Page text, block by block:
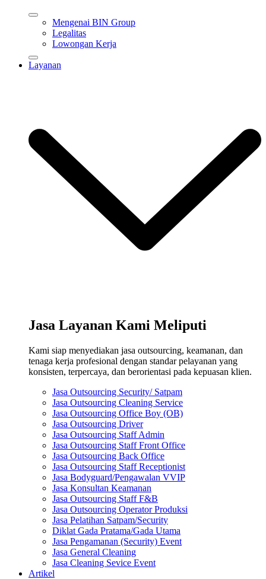
Mengenai BIN Group
Legalitas
Lowongan Kerja
Layanan
Jasa Layanan Kami Meliputi
Kami siap menyediakan jasa outsourcing, keamanan, dan
tenaga kerja profesional dengan standar pelayanan yang
konsisten, terpercaya, dan berorientasi pada kepuasan klien.
Jasa Outsourcing Security/ Satpam
Jasa Outsourcing Cleaning Service
Jasa Outsourcing Office Boy (OB)
Jasa Outsourcing Driver
Jasa Outsourcing Staff Admin
Jasa Outsourcing Staff Front Office
Jasa Outsourcing Back Office
Jasa Outsourcing Staff Receptionist
Jasa Bodyguard/Pengawalan VVIP
Jasa Konsultan Keamanan
Jasa Outsourcing Staff F&B
Jasa Outsourcing Operator Produksi
Jasa Pelatihan Satpam/Security
Diklat Gada Pratama/Gada Utama
Jasa Pengamanan (Security) Event
Jasa General Cleaning
Jasa Cleaning Sevice Event
Artikel